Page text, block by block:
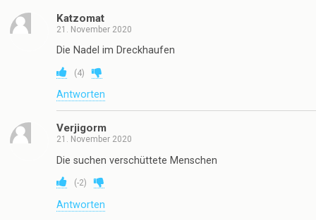
Katzomat
21. November 2020
Die Nadel im Dreckhaufen
(4)
Antworten
Verjigorm
21. November 2020
Die suchen verschüttete Menschen
(-2)
Antworten